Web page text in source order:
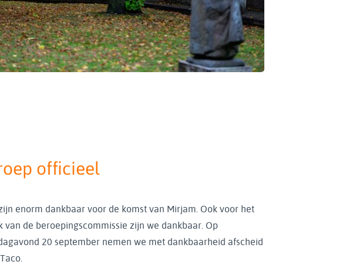
officieel
enorm dankbaar voor de komst van Mirjam. Ook voor het
van de beroepingscommissie zijn we dankbaar. Op
20 september nemen we met dankbaarheid afscheid